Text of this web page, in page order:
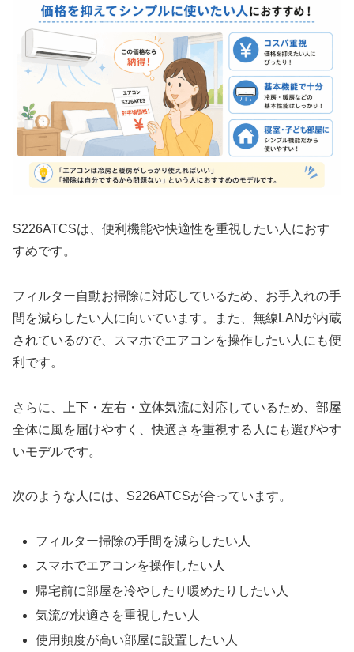
S226ATCSは、便利機能や快適性を重視したい人におす
すめです。
フィルター自動お掃除に対応しているため、お手入れの手
間を減らしたい人に向いています。また、無線LANが内蔵
されているので、スマホでエアコンを操作したい人にも便
利です。
さらに、上下・左右・立体気流に対応しているため、部屋
全体に風を届けやすく、快適さを重視する人にも選びやす
いモデルです。
次のような人には、S226ATCSが合っています。
フィルター掃除の手間を減らしたい人
スマホでエアコンを操作したい人
帰宅前に部屋を冷やしたり暖めたりしたい人
気流の快適さを重視したい人
使用頻度が高い部屋に設置したい人